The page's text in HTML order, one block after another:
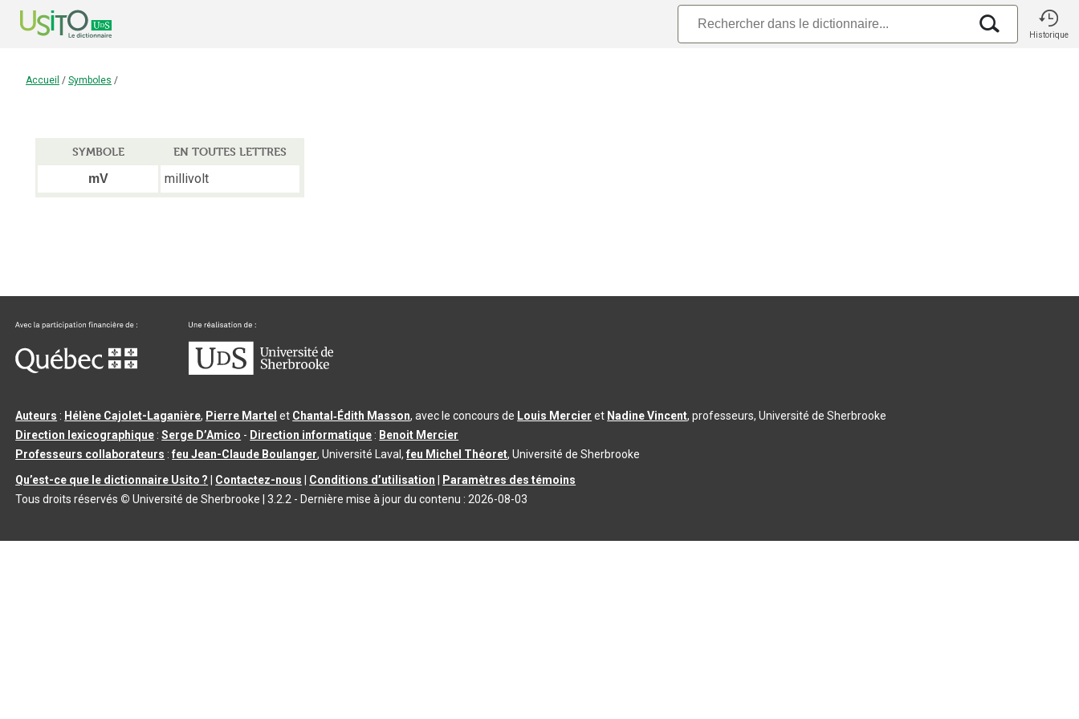
Historique
Accueil / Symboles /
SYMBOLE
EN TOUTES LETTRES
mV
millivolt
Auteurs : Hélène Cajolet-Laganière, Pierre Martel et Chantal‑Édith Masson, avec le concours de Louis Mercier et Nadine Vincent, professeurs, Université de Sherbrooke
Direction lexicographique :Serge D’Amico - Direction informatique : Benoit Mercier
Professeurs collaborateurs :feu Jean-Claude Boulanger, Université Laval,feu Michel Théoret, Université de Sherbrooke
Qu’est-ce que le dictionnaire Usito ?
Contactez-nous Conditions d’utilisation
Paramètres des témoins
Tous droits réservés © Université de Sherbrooke |3.2.2 - Dernière mise à jour du contenu : 2026-08-03